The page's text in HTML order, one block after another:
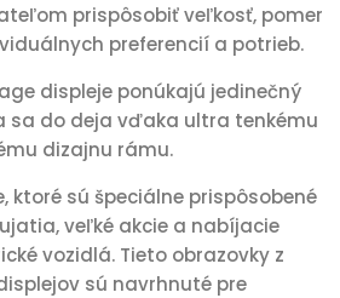
prispôsobiť veľkosť, pomer
preferencií a potrieb.
displeje ponúkajú jedinečný
sa do deja vďaka ultra tenkému
dizajnu rámu.
ktoré sú špeciálne prispôsobené
veľké akcie a nabíjacie
vozidlá. Tieto obrazovky z
sú navrhnuté pre